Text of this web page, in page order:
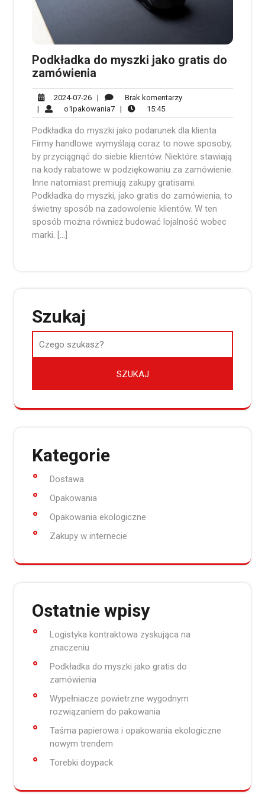
Podkładka do myszki jako gratis do
zamówienia
2024-07-262024-
07-
26
| Brak komentarzyBrak
| o1pakowania7o1pakowania7
| 15:4515:45
Podkładka do myszki jako podarunek dla klienta
Firmy handlowe wymyślają coraz to nowe sposoby,
by przyciągnąć do siebie klientów. Niektóre stawiają
na kody rabatowe w podziękowaniu za zamówienie.
Inne natomiast premiują zakupy gratisami.
Podkładka do myszki, jako gratis do zamówienia, to
świetny sposób na zadowolenie klientów. W ten
sposób można również budować lojalność wobec
marki. […]
Szukaj
Kategorie
Dostawa
Opakowania
Opakowania ekologiczne
Zakupy w internecie
Ostatnie wpisy
Logistyka kontraktowa zyskująca na
znaczeniu
Podkładka do myszki jako gratis do
zamówienia
Wypełniacze powietrzne wygodnym
rozwiązaniem do pakowania
Taśma papierowa i opakowania ekologiczne
nowym trendem
Torebki doypack